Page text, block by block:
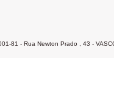
81 - Rua Newton Prado , 43 -